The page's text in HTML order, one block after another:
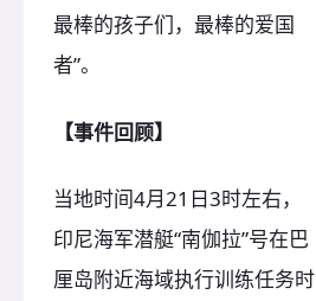
最棒的孩子们，最棒的爱国
者”。
【事件回顾】
当地时间4月21日3时左右，
印尼海军潜艇“南伽拉”号在巴
厘岛附近海域执行训练任务时